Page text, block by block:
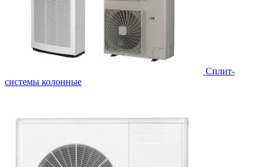
Cплит-
системы колонные